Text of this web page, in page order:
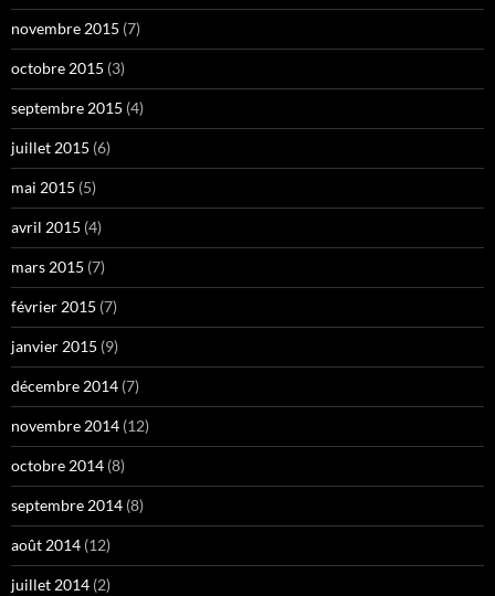
novembre 2015 (7)
octobre 2015 (3)
septembre 2015 (4)
juillet 2015 (6)
mai 2015 (5)
avril 2015 (4)
mars 2015 (7)
février 2015 (7)
janvier 2015 (9)
décembre 2014 (7)
novembre 2014 (12)
octobre 2014 (8)
septembre 2014 (8)
août 2014 (12)
juillet 2014 (2)